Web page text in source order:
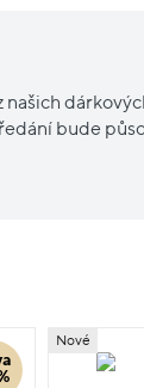
bude
Nové